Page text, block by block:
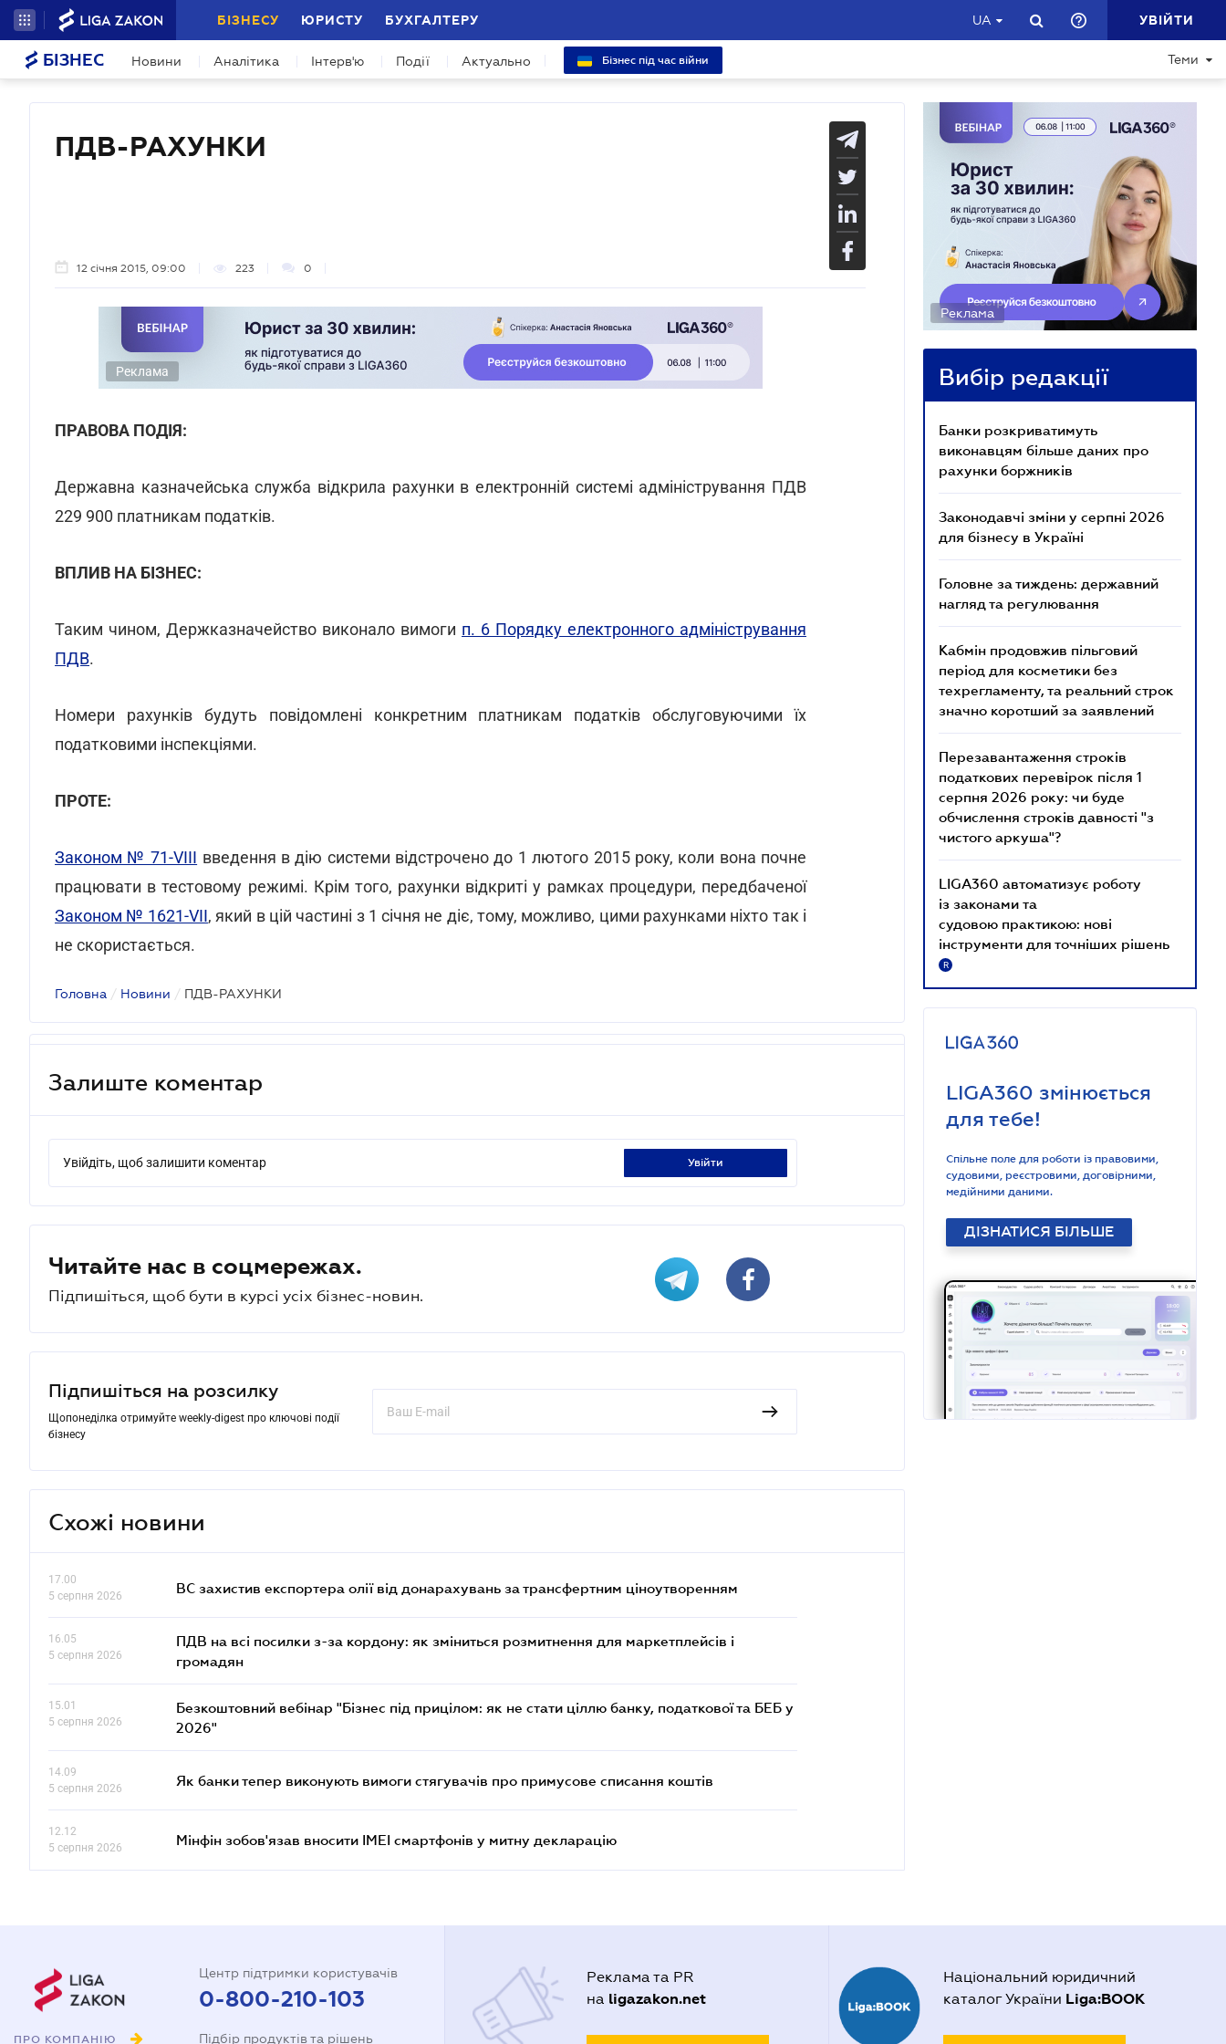
БІЗНЕСУ ЮРИСТУ БУХГАЛТЕРУ UA УВІЙТИ
БІЗНЕС Новини Аналітика Інтерв'ю Події Актуально Бізнес під час війни Теми
ПДВ-РАХУНКИ
12 січня 2015, 09:00 223 0
Реклама
ПРАВОВА ПОДІЯ:
Державна казначейська служба відкрила рахунки в електронній системі адміністрування ПДВ
229 900 платникам податків.
ВПЛИВ НА БІЗНЕС:
Таким чином, Держказначейство виконало вимоги п. 6 Порядку електронного адміністрування
ПДВ.
Номери рахунків будуть повідомлені конкретним платникам податків обслуговуючими їх
податковими інспекціями.
ПРОТЕ:
Законом № 71-VIII введення в дію системи відстрочено до 1 лютого 2015 року, коли вона почне
працювати в тестовому режимі. Крім того, рахунки відкриті у рамках процедури, передбаченої
Законом № 1621-VII, який в цій частині з 1 січня не діє, тому, можливо, цими рахунками ніхто так і
не скористається.
Головна / Новини / ПДВ-РАХУНКИ
Залиште коментар
Увійдіть, щоб залишити коментар увійти
Читайте нас в соцмережах.
Підпишіться, щоб бути в курсі усіх бізнес-новин.
Підпишіться на розсилку
Щопонеділка отримуйте weekly-digest про ключові події
бізнесу
Схожі новини
17.00
5 серпня 2026
ВС захистив експортера олії від донарахувань за трансфертним ціноутворенням
16.05
5 серпня 2026
ПДВ на всі посилки з-за кордону: як зміниться розмитнення для маркетплейсів і
громадян
15.01
5 серпня 2026
Безкоштовний вебінар "Бізнес під прицілом: як не стати ціллю банку, податкової та БЕБ у
2026"
14.09
5 серпня 2026
Як банки тепер виконують вимоги стягувачів про примусове списання коштів
12.12
5 серпня 2026
Мінфін зобов'язав вносити IMEI смартфонів у митну декларацію
Реклама
Вибір редакції
Банки розкриватимуть
виконавцям більше даних про
рахунки боржників
Законодавчі зміни у серпні 2026
для бізнесу в Україні
Головне за тиждень: державний
нагляд та регулювання
Кабмін продовжив пільговий
період для косметики без
техрегламенту, та реальний строк
значно коротший за заявлений
Перезавантаження строків
податкових перевірок після 1
серпня 2026 року: чи буде
обчислення строків давності "з
чистого аркуша"?
LIGA360 автоматизує роботу
із законами та
судовою практикою: нові
інструменти для точніших рішень
R
LIGA360 змінюється
для тебе!
Спільне поле для роботи із правовими,
судовими, реєстровими, договірними,
медійними даними.
ДІЗНАТИСЯ БІЛЬШЕ
ПРО КОМПАНІЮ
Центр підтримки користувачів
0-800-210-103
Підбір продуктів та рішень
Реклама та PR
на ligazakon.net
Національний юридичний
каталог України Liga:BOOK